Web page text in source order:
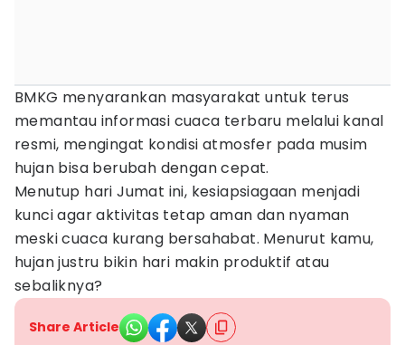
BMKG menyarankan masyarakat untuk terus
memantau informasi cuaca terbaru melalui kanal
resmi, mengingat kondisi atmosfer pada musim
hujan bisa berubah dengan cepat.
Menutup hari Jumat ini, kesiapsiagaan menjadi
kunci agar aktivitas tetap aman dan nyaman
meski cuaca kurang bersahabat. Menurut kamu,
hujan justru bikin hari makin produktif atau
sebaliknya?
Share Article